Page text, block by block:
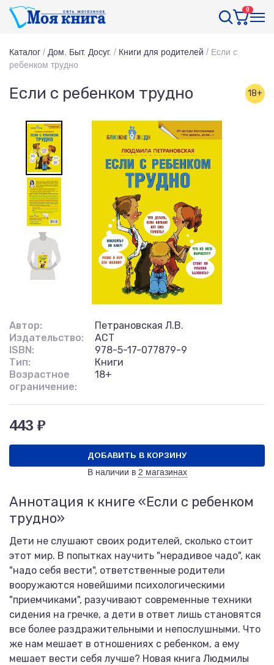
0
Каталог / Дом. Быт. Досуг. / Книги для родителей / Если с
ребенком трудно
Если с ребенком трудно 18+
Автор:
Петрановская Л.В.
Издательство:
АСТ
ISBN:
978-5-17-077879-9
Тип:
Книги
Возрастное
ограничение:
18+
443 ₽
ДОБАВИТЬ В КОРЗИНУ
В наличии в 2 магазинах
Аннотация к книге «Если с ребенком
трудно»
Дети не слушают своих родителей, сколько стоит
этот мир. В попытках научить "нерадивое чадо", как
"надо себя вести", ответственные родители
вооружаются новейшими психологическими
"приемчиками", разучивают современные техники
сидения на гречке, а дети в ответ лишь становятся
все более раздражительными и непослушными. Что
же нам мешает в отношениях с ребенком, а ему
мешает вести себя лучше? Новая книга Людмилы